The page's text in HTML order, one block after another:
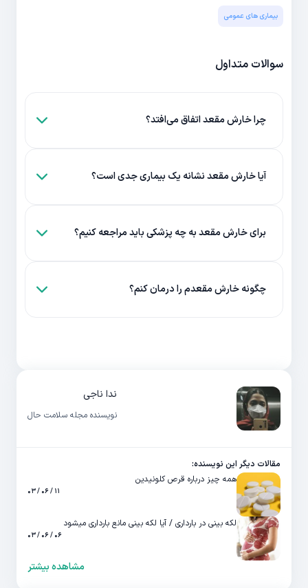
بیماری های عمومی
سوالات متداول
چرا خارش مقعد اتفاق می‌افتد؟
آیا خارش مقعد نشانه یک بیماری جدی است؟
برای خارش مقعد به چه پزشکی باید مراجعه کنیم؟
چگونه خارش مقعدم را درمان کنم؟
ندا ناجی
نویسنده مجله سلامت حال
مقالات دیگر این نویسنده:
همه چیز درباره قرص کلونیدین
۱۱ / ۰۶ / ۰۳
لکه بینی در بارداری / آیا لکه بینی مانع بارداری میشود
۰۶ / ۰۶ / ۰۳
مشاهده بیشتر